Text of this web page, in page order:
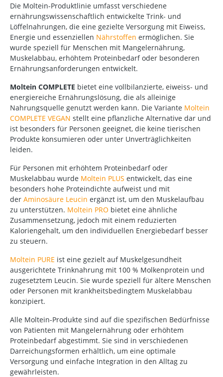
Die Moltein-Produktlinie umfasst verschiedene
ernährungswissenschaftlich entwickelte Trink- und
Löffelnahrungen, die eine gezielte Versorgung mit Eiweiss,
Energie und essenziellen Nährstoffen ermöglichen. Sie
wurde speziell für Menschen mit Mangelernährung,
Muskelabbau, erhöhtem Proteinbedarf oder besonderen
Ernährungsanforderungen entwickelt.
Moltein COMPLETE bietet eine vollbilanzierte, eiweiss- und
energiereiche Ernährungslösung, die als alleinige
Nahrungsquelle genutzt werden kann. Die Variante Moltein
COMPLETE VEGAN stellt eine pflanzliche Alternative dar und
ist besonders für Personen geeignet, die keine tierischen
Produkte konsumieren oder unter Unverträglichkeiten
leiden.
Für Personen mit erhöhtem Proteinbedarf oder
Muskelabbau wurde Moltein PLUS entwickelt, das eine
besonders hohe Proteindichte aufweist und mit
der Aminosäure Leucin ergänzt ist, um den Muskelaufbau
zu unterstützen. Moltein PRO bietet eine ähnliche
Zusammensetzung, jedoch mit einem reduzierten
Kaloriengehalt, um den individuellen Energiebedarf besser
zu steuern.
Moltein PURE ist eine gezielt auf Muskelgesundheit
ausgerichtete Trinknahrung mit 100 % Molkenprotein und
zugesetztem Leucin. Sie wurde speziell für ältere Menschen
oder Personen mit krankheitsbedingtem Muskelabbau
konzipiert.
Alle Moltein-Produkte sind auf die spezifischen Bedürfnisse
von Patienten mit Mangelernährung oder erhöhtem
Proteinbedarf abgestimmt. Sie sind in verschiedenen
Darreichungsformen erhältlich, um eine optimale
Versorgung und einfache Integration in den Alltag zu
gewährleisten.